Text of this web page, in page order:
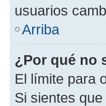
usuarios
Arriba
¿Por qué no
El límite para
Si sientes